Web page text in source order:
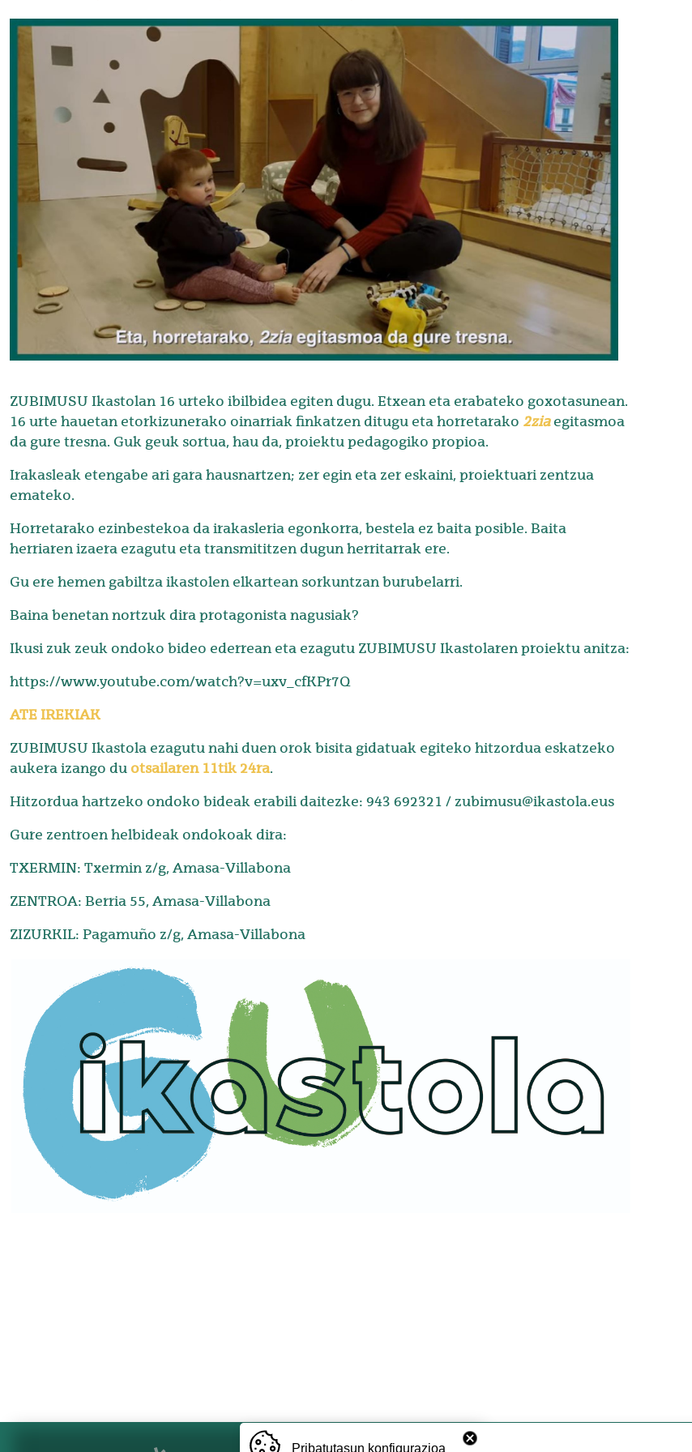
Irudia
ZUBIMUSU Ikastolan 16 urteko ibilbidea egiten dugu. Etxean eta erabateko goxotasunean.
16 urte hauetan etorkizunerako oinarriak finkatzen ditugu eta horretarako 2ziaegitasmoa
da gure tresna. Guk geuk sortua, hau da, proiektu pedagogiko propioa.
Irakasleak etengabe ari gara hausnartzen; zer egin eta zer eskaini, proiektuari zentzua
emateko.
Horretarako ezinbestekoa da irakasleria egonkorra, bestela ez baita posible. Baita
herriaren izaera ezagutu eta transmititzen dugun herritarrak ere.
Gu ere hemen gabiltza ikastolen elkartean sorkuntzan burubelarri.
Baina benetan nortzuk dira protagonista nagusiak?
Ikusi zuk zeuk ondoko bideo ederrean eta ezagutu ZUBIMUSU Ikastolaren proiektu anitza:
https://www.youtube.com/watch?v=uxv_cfKPr7Q
ATE IREKIAK
ZUBIMUSU Ikastola ezagutu nahi duen orok bisita gidatuak egiteko hitzordua eskatzeko
aukera izango du otsailaren 11tik 24ra.
Hitzordua hartzeko ondoko bideak erabili daitezke: 943 692321 / zubimusu@ikastola.eus
Gure zentroen helbideak ondokoak dira:
TXERMIN: Txermin z/g, Amasa-Villabona
ZENTROA: Berria 55, Amasa-Villabona
ZIZURKIL: Pagamuño z/g, Amasa-Villabona
Pribatutasun konfigurazioa